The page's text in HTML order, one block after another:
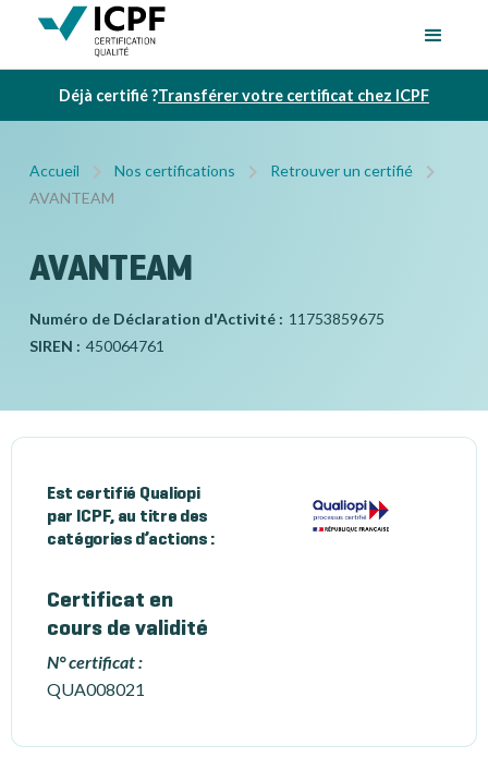
Déjà certifié ?Transférer votre certificat chez ICPF
Accueil Nos certifications
Retrouver un certifié
AVANTEAM
AVANTEAM
Numéro de Déclaration d'Activité : 11753859675
SIREN : 450064761
Est certifié Qualiopi
par ICPF, au titre des
catégories d’actions :
Certificat en
cours de validité
N° certificat :
QUA008021